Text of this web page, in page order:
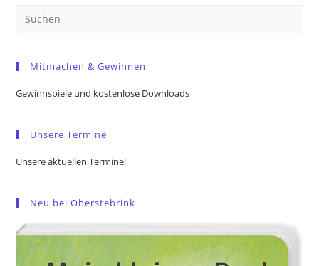
Mitmachen & Gewinnen
Gewinnspiele und kostenlose Downloads
Unsere Termine
Unsere aktuellen Termine!
Neu bei Oberstebrink